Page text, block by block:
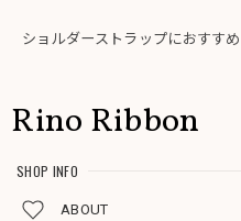
ショルダーストラップにおすすめ
Rino Ribbon
SHOP INFO
ABOUT